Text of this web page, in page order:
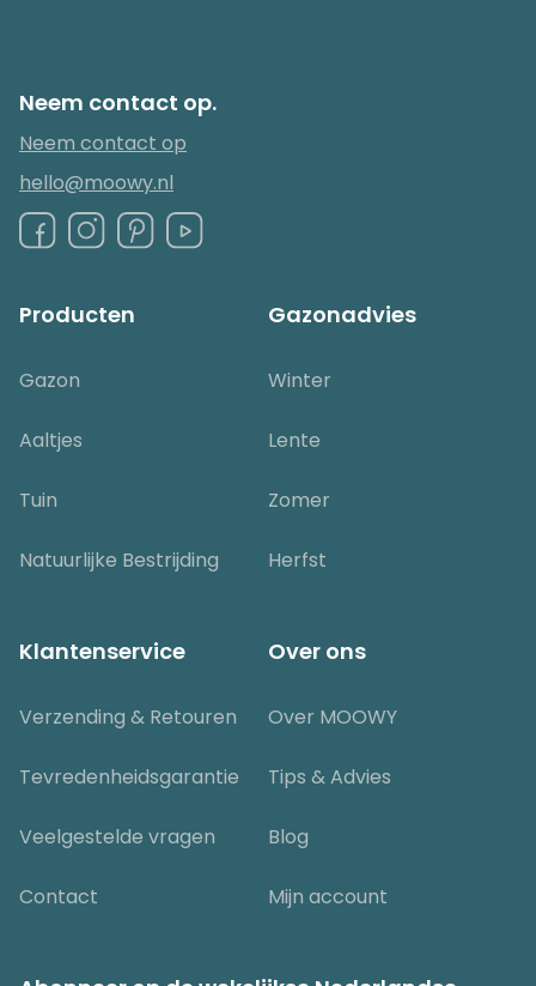
Neem contact op.
Neem contact op
hello@moowy.nl
Producten
Gazon
Aaltjes
Tuin
Natuurlijke Bestrijding
Gazonadvies
Winter
Lente
Zomer
Herfst
Klantenservice
Verzending & Retouren
Tevredenheidsgarantie
Veelgestelde vragen
Contact
Over ons
Over MOOWY
Tips & Advies
Blog
Mijn account